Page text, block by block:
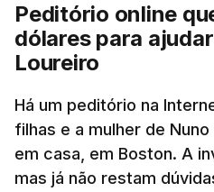
Peditório online
dólares para
Loureiro
Há um peditório na
filhas e a mulher de
em casa, em Boston. A
mas já não restam